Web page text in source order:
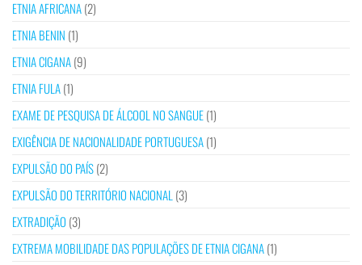
ETNIA AFRICANA(2)
ETNIA BENIN (1)
ETNIA CIGANA(9)
ETNIA FULA(1)
EXAME DE PESQUISA DE ÁLCOOL NO SANGUE(1)
EXIGÊNCIA DE NACIONALIDADE PORTUGUESA(1)
EXPULSÃO DO PAÍS(2)
EXPULSÃO DO TERRITÓRIO NACIONAL (3)
EXTRADIÇÃO (3)
EXTREMA MOBILIDADE DAS POPULAÇÕES DE ETNIA CIGANA(1)